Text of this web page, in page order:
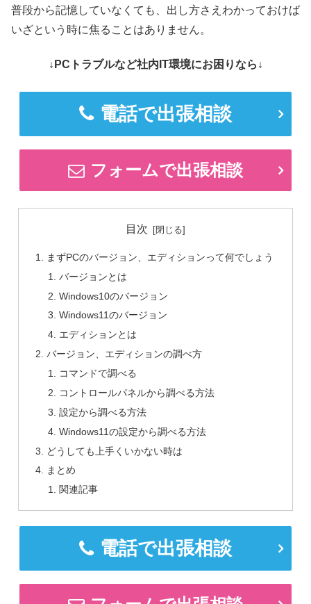
普段から記憶していなくても、出し方さえわかっておけば
いざという時に焦ることはありません。
↓PCトラブルなど社内IT環境にお困りなら↓
電話で出張相談
フォームで出張相談
目次
まずPCのバージョン、エディションって何でしょう
バージョンとは
Windows10のバージョン
Windows11のバージョン
エディションとは
バージョン、エディションの調べ方
コマンドで調べる
コントロールパネルから調べる方法
設定から調べる方法
Windows11の設定から調べる方法
どうしても上手くいかない時は
まとめ
関連記事
電話で出張相談